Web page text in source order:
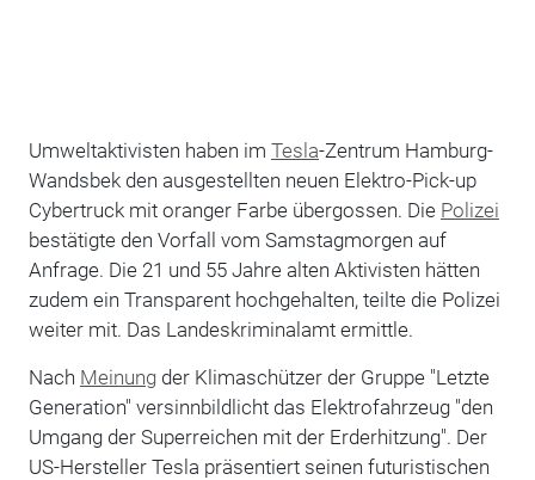
Umweltaktivisten haben im Tesla-Zentrum Hamburg-
Wandsbek den ausgestellten neuen Elektro-Pick-up
Cybertruck mit oranger Farbe übergossen. Die Polizei
bestätigte den Vorfall vom Samstagmorgen auf
Anfrage. Die 21 und 55 Jahre alten Aktivisten hätten
zudem ein Transparent hochgehalten, teilte die Polizei
weiter mit. Das Landeskriminalamt ermittle.
Nach Meinungder Klimaschützer der Gruppe "Letzte
Generation" versinnbildlicht das Elektrofahrzeug "den
Umgang der Superreichen mit der Erderhitzung". Der
US-Hersteller Tesla präsentiert seinen futuristischen